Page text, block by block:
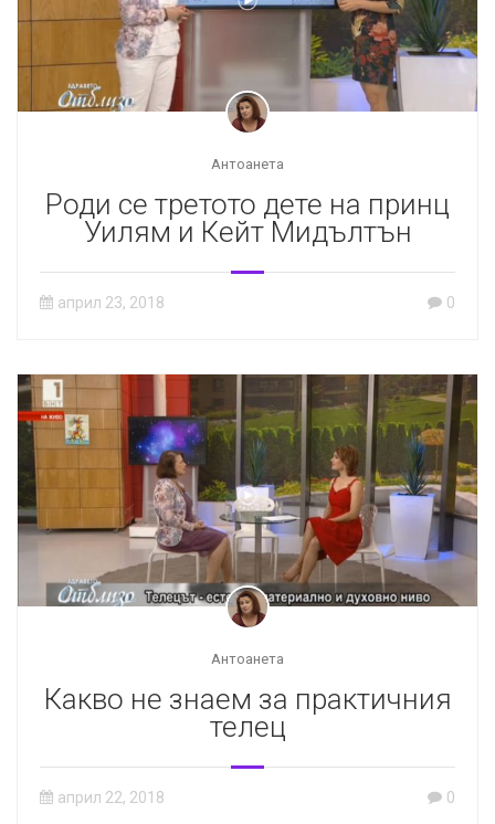
Антоанета
Роди се третото дете на принц
Уилям и Кейт Мидълтън
април 23, 2018 0
Антоанета
Какво не знаем за практичния
телец
април 22, 2018 0